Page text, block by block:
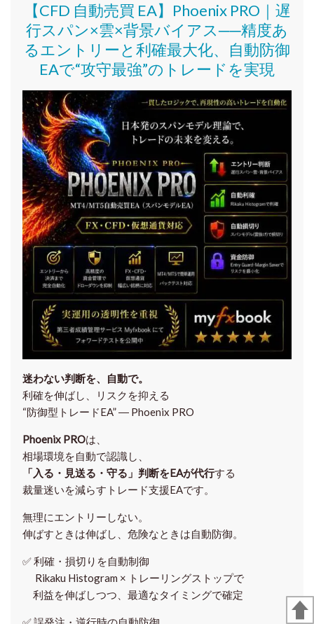
【CFD 自動売買 EA】Phoenix PRO｜遅
行スパン×雲×背景バイアス──精度あ
るエントリーと利確最大化、自動防御
EAで“攻守最強”のトレードを実現
迷わない判断を、自動で。
利確を伸ばし、リスクを抑える
“防御型トレードEA” ― Phoenix PRO
Phoenix PROは、
相場環境を自動で認識し、
「入る・見送る・守る」判断をEAが代行する
裁量迷いを減らすトレード支援EAです。
無理にエントリーしない。
伸ばすときは伸ばし、危険なときは自動防御。
✅利確・損切りを自動制御
Rikaku Histogram × トレーリングストップで
利益を伸ばしつつ、最適なタイミングで確定